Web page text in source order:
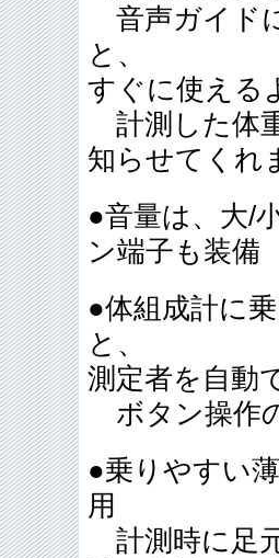
音声ガイド
と、
すぐに使え
計測した体
知らせてくれ
●音量は、大/
ン端子も装
●体組成計に
と、
測定者を自動
ボタン操作
●乗りやすい
用
計測時に足